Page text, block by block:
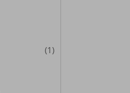
(1)